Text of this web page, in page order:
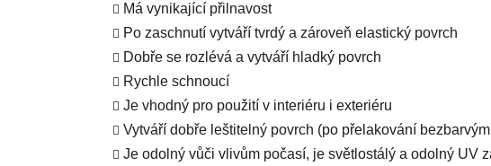
Má vynikající přilnavost
Po zaschnutí vytváří tvrdý a zároveň elastický povrch
Dobře se rozlévá a vytváří hladký povrch
Rychle schnoucí
Je vhodný pro použití v interiéru i exteriéru
Vytváří dobře leštitelný povrch (po přelakování
Je odolný vůči vlivům počasí, je světlostálý a odolný UV